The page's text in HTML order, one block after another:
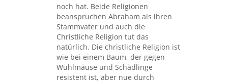
noch hat. Beide Religionen
beanspruchen Abraham als ihren
Stammvater und auch die
Christliche Religion tut das
natürlich. Die christliche Religion ist
wie bei einem Baum, der gegen
Wühlmäuse und Schädlinge
resistent ist, aber nue durch